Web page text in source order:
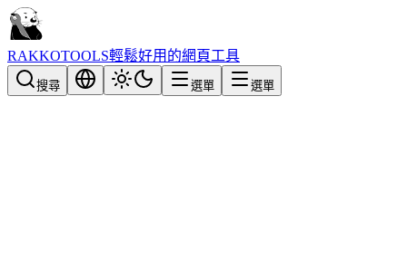
RAKKOTOOLS輕鬆好用的網頁工具
搜尋 選單 選單